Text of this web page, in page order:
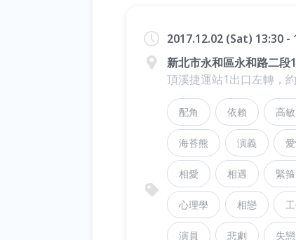
2017.12.02 (Sat) 13:30 -
新北市永和區永和路二段
頂溪捷運站1出口左轉，
配角 依賴 高
海苔熊 演義
相愛 相遇 緊
心理學 相戀
演員 悲劇 失戀